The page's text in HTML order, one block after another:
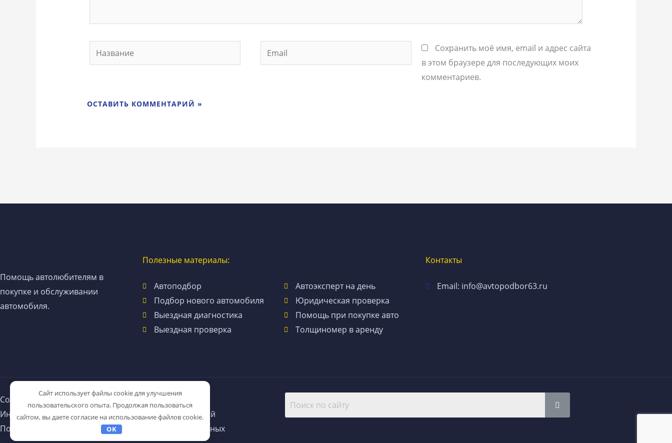
Название Email
Сохранить моё имя, email и адрес сайта
в этом браузере для последующих моих
комментариев.
Помощь автолюбителям в
покупке и обслуживании
автомобиля.
Полезные материалы:
Автоподбор
Подбор нового автомобиля
Выездная диагностика
Выездная проверка
Автоэксперт на день
Юридическая проверка
Помощь при покупке авто
Толщиномер в аренду
Контакты
Email: info@avtopodbor63.ru
Copyright © 2026
avtopodbor63.ru
Информация на сайте не является публичной офертой
Политика в отношении обработки персональных данных
Сайт использует файлы cookie для улучшения
пользовательского опыта. Продолжая пользоваться
сайтом, вы даете согласие на использование файлов cookie.
OK